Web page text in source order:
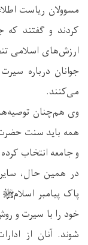
مسوولان ریاست
کردند و گفتند که
ارزش‌های اسلامی
جوانان درباره
می‌کنند.
وی هم‌چنان
همه باید سنت
و جامعه انتخاب
در همین حال،
پاک پیامبر
خود را با سیرت و
شوند. آنان از